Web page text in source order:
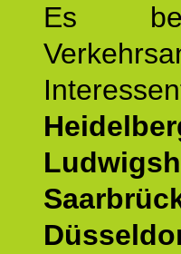
Es